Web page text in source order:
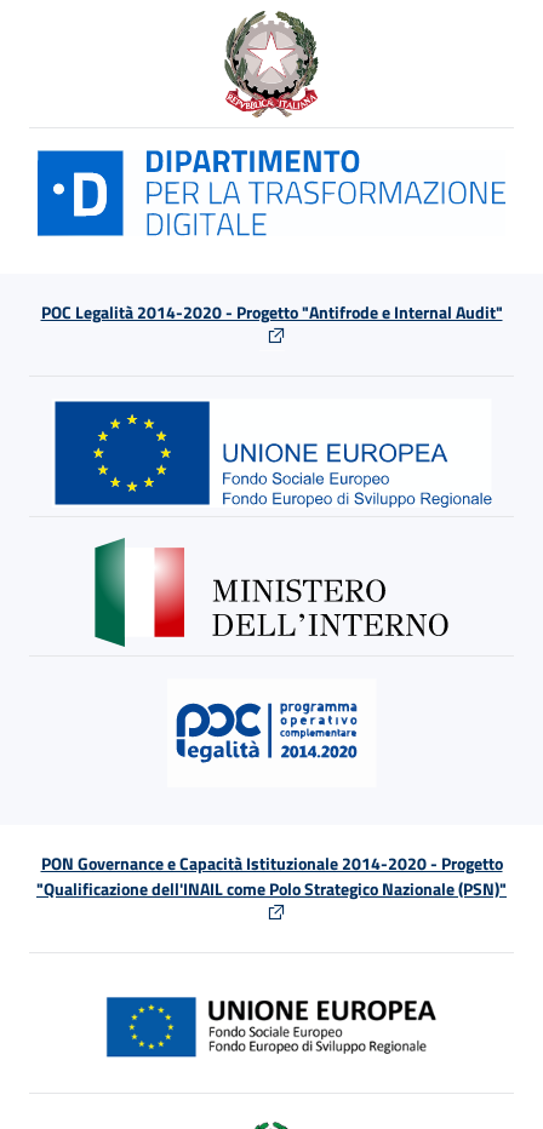
POC Legalità 2014-2020 - Progetto "Antifrode e Internal Audit"
PON Governance e Capacità Istituzionale 2014-2020 - Progetto
"Qualificazione dell'INAIL come Polo Strategico Nazionale (PSN)"